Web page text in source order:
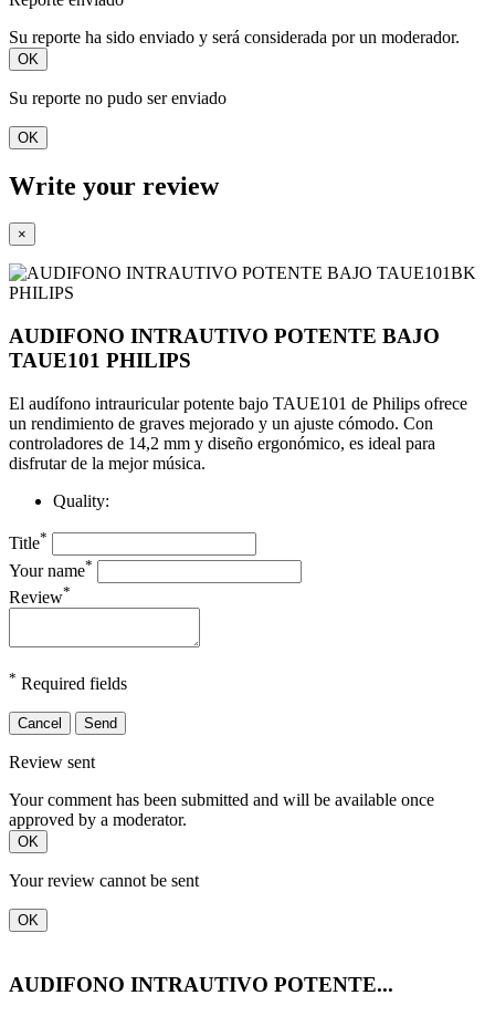
Su reporte ha sido enviado y será considerada por un moderador.
OK
Su reporte no pudo ser enviado
OK
Write your review
×
AUDIFONO INTRAUTIVO POTENTE BAJO
TAUE101 PHILIPS
El audífono intrauricular potente bajo TAUE101 de Philips ofrece
un rendimiento de graves mejorado y un ajuste cómodo. Con
controladores de 14,2 mm y diseño ergonómico, es ideal para
disfrutar de la mejor música.
Quality:
Title*
Your name*
Review*
* Required fields
Cancel Send
Review sent
Your comment has been submitted and will be available once
approved by a moderator.
OK
Your review cannot be sent
OK
AUDIFONO INTRAUTIVO POTENTE...